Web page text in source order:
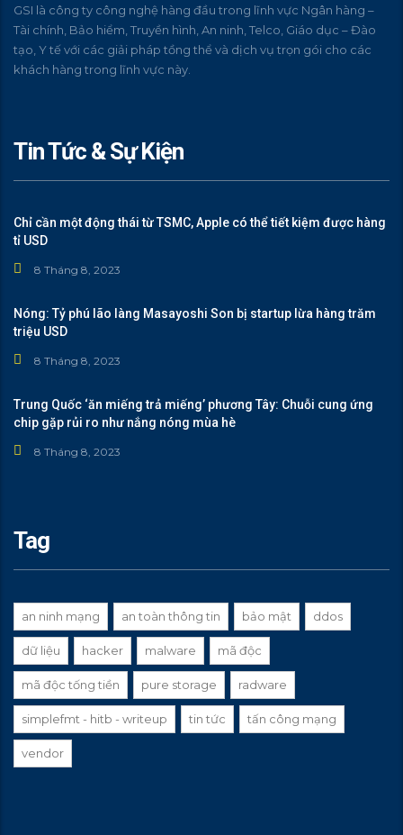
GSI là công ty công nghệ hàng đầu trong lĩnh vực Ngân hàng –
Tài chính, Bảo hiểm, Truyền hình, An ninh, Telco, Giáo dục – Đào
tạo, Y tế với các giải pháp tồng thể và dịch vụ trọn gói cho các
khách hàng trong lĩnh vực này.
Tin Tức & Sự Kiện
Chỉ cần một động thái từ TSMC, Apple có thể tiết kiệm được hàng
tỉ USD
8 Tháng 8, 2023
Nóng: Tỷ phú lão làng Masayoshi Son bị startup lừa hàng trăm
triệu USD
8 Tháng 8, 2023
Trung Quốc ‘ăn miếng trả miếng’ phương Tây: Chuỗi cung ứng
chip gặp rủi ro như nắng nóng mùa hè
8 Tháng 8, 2023
Tag
an ninh mạng an toàn thông tin bảo mật ddos
dữ liệu hacker malware mã độc
mã độc tống tiền pure storage radware
simplefmt - hitb - writeup tin tức tấn công mạng
vendor